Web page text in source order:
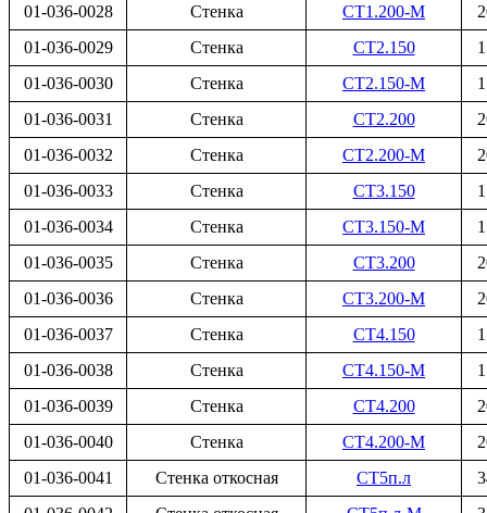
01-036-0028
Стенка СТ1.200-М
01-036-0029
Стенка СТ2.150
01-036-0030
Стенка СТ2.150-М
01-036-0031
Стенка СТ2.200
01-036-0032
Стенка СТ2.200-М
01-036-0033
Стенка СТ3.150
01-036-0034
Стенка СТ3.150-М
01-036-0035
Стенка СТ3.200
01-036-0036
Стенка СТ3.200-М
01-036-0037
Стенка СТ4.150
01-036-0038
Стенка СТ4.150-М
01-036-0039
Стенка СТ4.200
01-036-0040
Стенка СТ4.200-М
01-036-0041
Стенка откосная СТ5п.л